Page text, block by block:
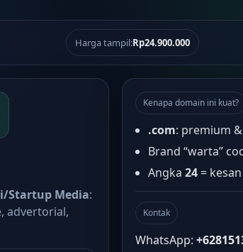
Harga tampil:Rp24.900.000
Startup Media:
advertorial,
Kenapa domain ini kuat?
.com: premium
Brand “warta”
Angka 24=
Kontak
WhatsApp: